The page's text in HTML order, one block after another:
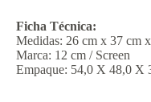
Ficha Técnica:
Medidas: 26 cm x 37 cm
Marca: 12 cm / Screen
Empaque: 54,0 X 48,0 X